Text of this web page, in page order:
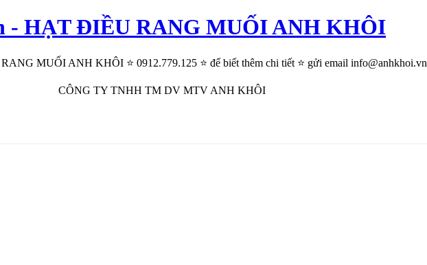
- HẠT ĐIỀU RANG MUỐI ANH KHÔI
MUỐI ANH KHÔI ⭐ 0912.779.125 ⭐ để biết thêm chi tiết ⭐ gửi email info@anhkhoi.vn
CÔNG TY TNHH TM DV MTV ANH KHÔI